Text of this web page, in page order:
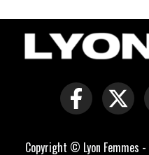
Copyright © Lyon Femmes -